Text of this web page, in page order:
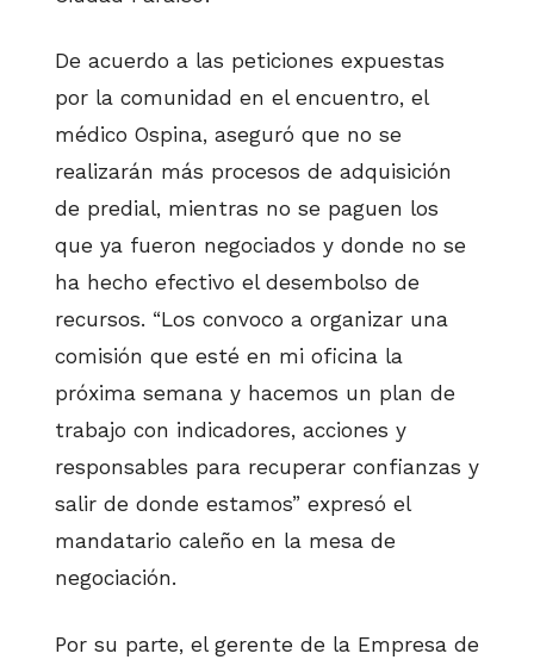
De acuerdo a las peticiones expuestas
por la comunidad en el encuentro, el
médico Ospina, aseguró que no se
realizarán más procesos de adquisición
de predial, mientras no se paguen los
que ya fueron negociados y donde no se
ha hecho efectivo el desembolso de
recursos. “Los convoco a organizar una
comisión que esté en mi oficina la
próxima semana y hacemos un plan de
trabajo con indicadores, acciones y
responsables para recuperar confianzas y
salir de donde estamos” expresó el
mandatario caleño en la mesa de
negociación.
Por su parte, el gerente de la Empresa de